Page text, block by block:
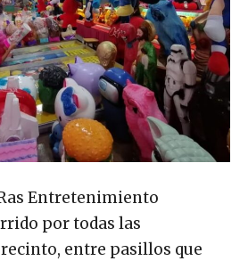
Entretenimiento
por todas las
entre pasillos que